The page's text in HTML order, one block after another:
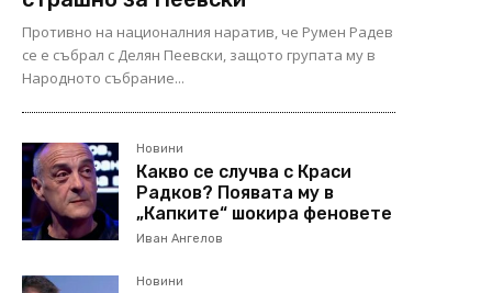
Противно на националния наратив, че Румен Радев
се е събрал с Делян Пеевски, защото групата му в
Народното събрание...
Новини
Какво се случва с Краси
Радков? Появата му в
„Капките“ шокира феновете
Иван Ангелов
Новини